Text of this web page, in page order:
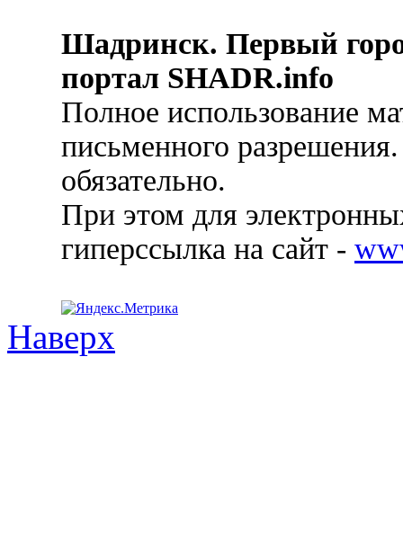
Шадринск. Первый
портал SHADR.info
Полное использование
письменного
обязательно.
При этом для
гиперссылка на сайт -
Наверх